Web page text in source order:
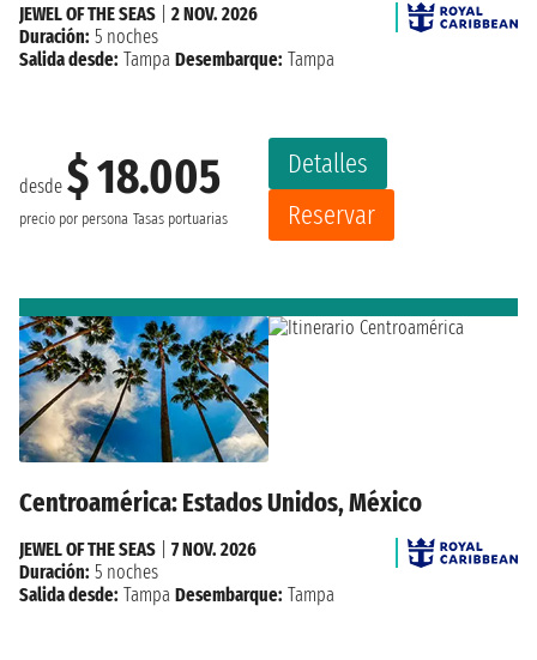
desde $ 18.005
precio por persona Tasas portuarias
Detalles
Reservar
JEWEL OF THE SEAS
2 NOV. 2026
Duración: 5 noches
Salida desde: Tampa Desembarque: Tampa
Centroamérica: Estados Unidos, México
JEWEL OF THE SEAS
7 NOV. 2026
Duración: 5 noches
Salida desde: Tampa Desembarque: Tampa